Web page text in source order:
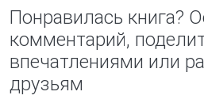
Понравилась книга?
комментарий,
впечатлениями или
друзьям